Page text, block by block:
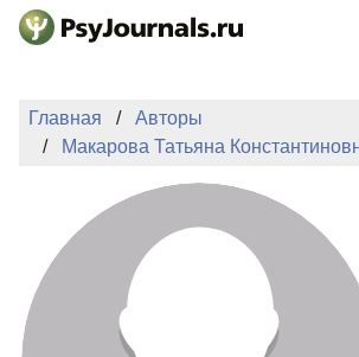
Перейти к основному содержанию
ИЗДАНИЯ
ПОДАТЬ РУКОПИСЬ
БАЗА ЗНАНИЙ
КЛЮЧЕВЫЕ СЛОВА
Регистрация
Главная
Авторы
Макарова Татьяна